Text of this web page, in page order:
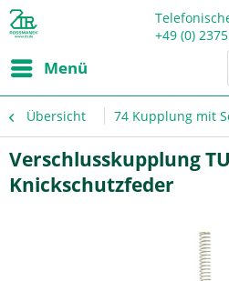
+49 (0)
Menü
Übersicht 74 Kupplung mit
Verschlusskupplung
Knickschutzfeder